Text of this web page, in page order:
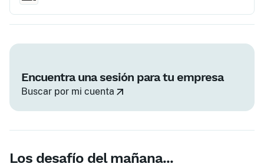
Encuentra una sesión para tu empresa
Buscar por mi cuenta
Los desafío del mañana...